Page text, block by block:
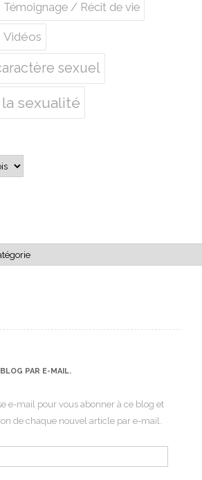
Témoignage / Récit de vie
Vidéos
sexuel
sexualité
PAR E-MAIL.
e-mail pour vous abonner à ce blog et
de chaque nouvel article par e-mail.